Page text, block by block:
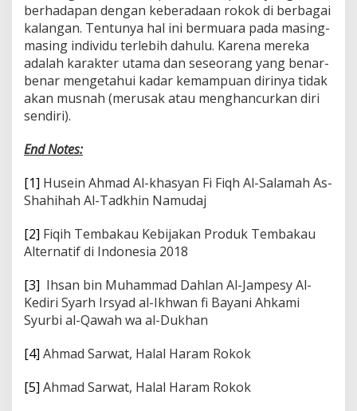
berhadapan dengan keberadaan rokok di berbagai
kalangan. Tentunya hal ini bermuara pada masing-
masing individu terlebih dahulu. Karena mereka
adalah karakter utama dan seseorang yang benar-
benar mengetahui kadar kemampuan dirinya tidak
akan musnah (merusak atau menghancurkan diri
sendiri).
End Notes:
[1] Husein Ahmad Al-khasyan Fi Fiqh Al-Salamah As-
Shahihah Al-Tadkhin Namudaj
[2] Fiqih Tembakau Kebijakan Produk Tembakau
Alternatif di Indonesia 2018
[3] Ihsan bin Muhammad Dahlan Al-Jampesy Al-
Kediri Syarh Irsyad al-Ikhwan fi Bayani Ahkami
Syurbi al-Qawah wa al-Dukhan
[4] Ahmad Sarwat, Halal Haram Rokok
[5] Ahmad Sarwat, Halal Haram Rokok